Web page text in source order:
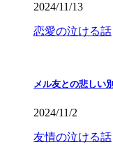
2024/11/13
恋愛の泣ける話
メル友との悲しい
2024/11/2
友情の泣ける話